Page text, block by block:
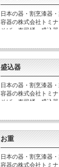
日本の器・割烹漆器
容器の株式会社トミ
そば・寿司桶、盛込
盛込器
日本の器・割烹漆器
容器の株式会社トミ
そば・寿司桶、盛込
お重
日本の器・割烹漆器
容器の株式会社トミ